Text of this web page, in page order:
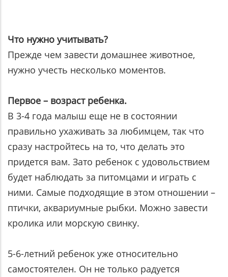
Что нужно учитывать?
Прежде чем завести домашнее животное,
нужно учесть несколько моментов.
Первое – возраст ребенка.
В 3-4 года малыш еще не в состоянии
правильно ухаживать за любимцем, так что
сразу настройтесь на то, что делать это
придется вам. Зато ребенок с удовольствием
будет наблюдать за питомцами и играть с
ними. Самые подходящие в этом отношении –
птички, аквариумные рыбки. Можно завести
кролика или морскую свинку.
5-6-летний ребенок уже относительно
самостоятелен. Он не только радуется